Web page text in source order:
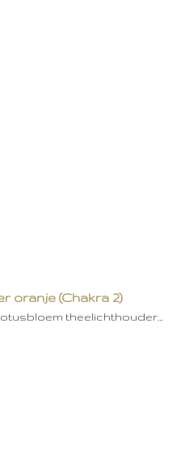
oranje (Chakra 2)
theelichthouder…